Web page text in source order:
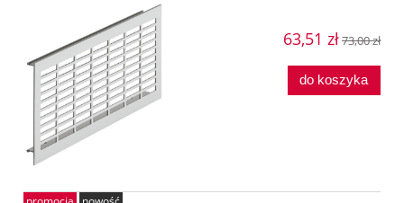
63,51 zł73,00 zł
do koszyka